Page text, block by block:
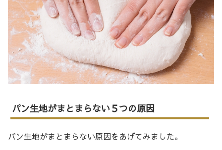
パン生地がまとまらない５つの原因
パン生地がまとまらない原因をあげてみました。